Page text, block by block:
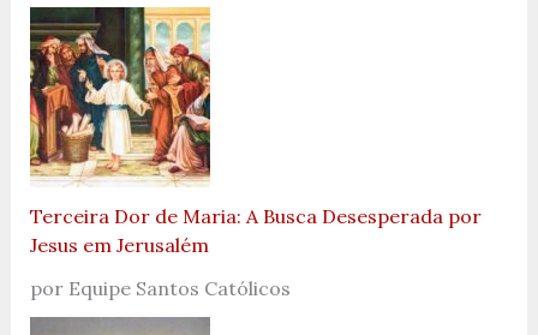
Terceira Dor de Maria: A Busca Desesperada por
Jesus em Jerusalém
por Equipe Santos Católicos